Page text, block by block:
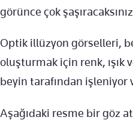
görünce çok
Optik illüzyon görselleri,
oluşturmak için renk, ışık
beyin tarafından işleniyor
Aşağıdaki resme bir göz